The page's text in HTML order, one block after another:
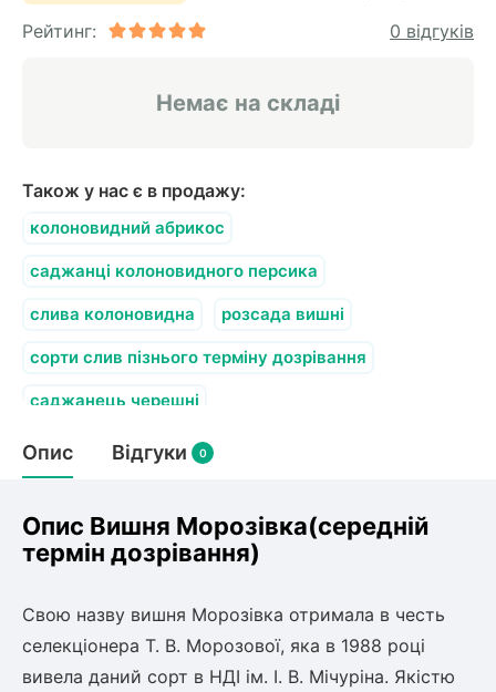
Рейтинг:
0 відгуків
Немає на складі
Також у нас є в продажу:
колоновидний абрикос
саджанці колоновидного персика
слива колоновидна розсада вишні
сорти слив пізнього терміну дозрівання
саджанець черешні
Опис Відгуки 0
Опис Вишня Морозівка(середній
термін дозрівання)
Свою назву вишня Морозівка отримала в честь
селекціонера Т. В. Морозової, яка в 1988 році
вивела даний сорт в НДІ ім. І. В. Мічуріна. Якістю